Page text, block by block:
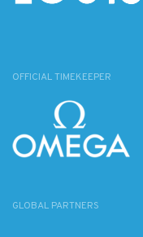
OFFICIAL TIMEKEEPER
GLOBAL PARTNERS